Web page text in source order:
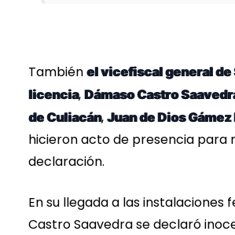
También el vicefiscal general de
licencia, Dámaso Castro
de Culiacán, Juan de Dios
hicieron acto de presencia para
declaración.
En su llegada a las instalaciones
Castro Saavedra se declaró